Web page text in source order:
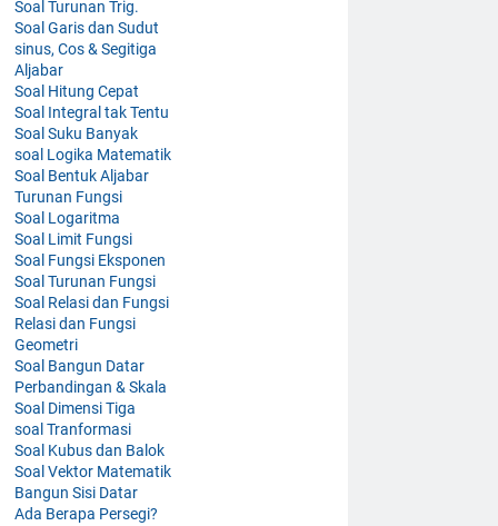
Soal Turunan Trig.
Soal Garis dan Sudut
sinus, Cos & Segitiga
Aljabar
Soal Hitung Cepat
Soal Integral tak Tentu
Soal Suku Banyak
soal Logika Matematik
Soal Bentuk Aljabar
Turunan Fungsi
Soal Logaritma
Soal Limit Fungsi
Soal Fungsi Eksponen
Soal Turunan Fungsi
Soal Relasi dan Fungsi
Relasi dan Fungsi
Geometri
Soal Bangun Datar
Perbandingan & Skala
Soal Dimensi Tiga
soal Tranformasi
Soal Kubus dan Balok
Soal Vektor Matematik
Bangun Sisi Datar
Ada Berapa Persegi?